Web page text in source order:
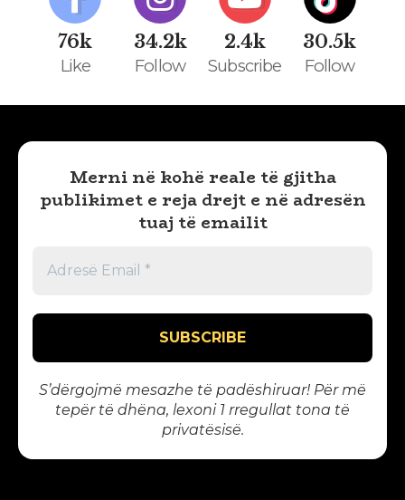
76k
Like
34.2k
Follow
2.4k
Subscribe
30.5k
Follow
Merni në kohë reale të gjitha
publikimet e reja drejt e në adresën
tuaj të emailit
S’dërgojmë mesazhe të padëshiruar! Për më
tepër të dhëna, lexoni 1 rregullat tona të
privatësisë.